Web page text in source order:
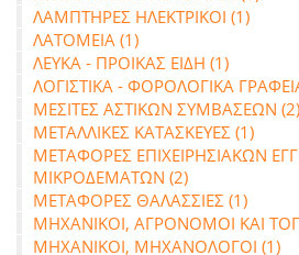
ΛΑΜΠΤΗΡΕΣ ΗΛΕΚΤΡΙΚΟΙ (1)
ΛΑΤΟΜΕΙΑ (1)
ΛΕΥΚΑ - ΠΡΟΙΚΑΣ ΕΙΔΗ (1)
ΛΟΓΙΣΤΙΚΑ - ΦΟΡΟΛΟΓΙΚΑ
ΜΕΣΙΤΕΣ ΑΣΤΙΚΩΝ ΣΥΜΒΑΣΕΩΝ (2)
ΜΕΤΑΛΛΙΚΕΣ ΚΑΤΑΣΚΕΥΕΣ (1)
ΜΕΤΑΦΟΡΕΣ ΕΠΙΧΕΙΡΗΣΙΑΚΩΝ
ΜΙΚΡΟΔΕΜΑΤΩΝ (2)
ΜΕΤΑΦΟΡΕΣ ΘΑΛΑΣΣΙΕΣ (1)
ΜΗΧΑΝΙΚΟΙ, ΑΓΡΟΝΟΜΟΙ ΚΑΙ
ΜΗΧΑΝΙΚΟΙ, ΜΗΧΑΝΟΛΟΓΟΙ (1)